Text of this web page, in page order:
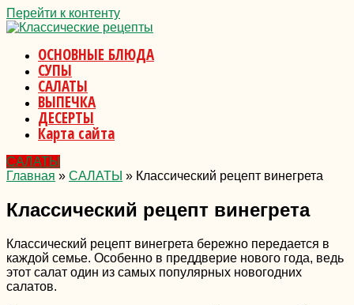
Перейти к контенту
ОСНОВНЫЕ БЛЮДА
СУПЫ
САЛАТЫ
ВЫПЕЧКА
ДЕСЕРТЫ
Карта сайта
САЛАТЫ
Главная » САЛАТЫ » Классический рецепт винегрета
Классический рецепт винегрета
Классический рецепт винегрета бережно передается в
каждой семье. Особенно в преддверие нового года, ведь
этот салат один из самых популярных новогодних
салатов.